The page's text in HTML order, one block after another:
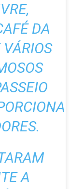
DA
A